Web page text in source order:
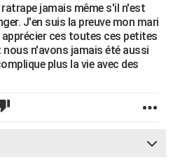
jamais même s'il n'est
J'en suis la preuve mon mari
ces toutes ces petites
nous n'avons jamais été aussi
plus la vie avec des